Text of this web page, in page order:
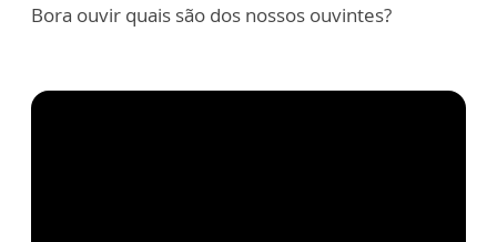
Bora ouvir quais são dos nossos ouvintes?